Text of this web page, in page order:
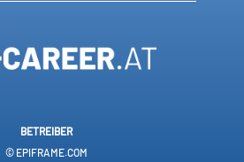
BETREIBER
© EPIFRAME.COM